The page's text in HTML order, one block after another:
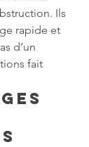
Ils
rapide et
d’un
fait